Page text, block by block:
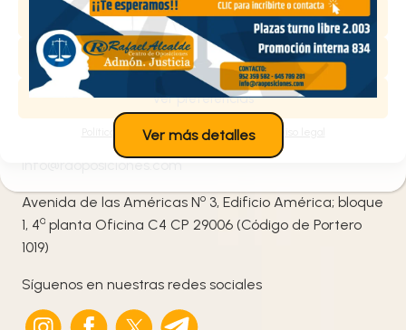
Aceptar
Denegar
Ver preferencias
Política de cookiesPolítica de privacidad
Contacta con nosotros
¡Te ayudamos!
+34 645 789 281
info@raoposiciones.com
Avenida de las Américas No 3, Edificio América; bloque
1, 4ª planta Oficina C4 CP 29006 (Código de Portero
1019)
Síguenos en nuestras redes sociales
Ver más detalles